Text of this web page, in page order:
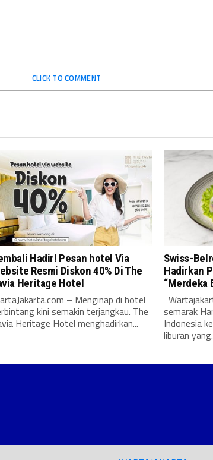
CLICK TO COMMENT
Hadir! Pesan hotel Via
Resmi Diskon 40% Di The
Heritage Hotel
– Menginap di hotel
kini semakin terjangkau. The
Heritage Hotel menghadirkan...
Swiss-
Hadirkan
“Merdeka
semarak
Indonesia
liburan